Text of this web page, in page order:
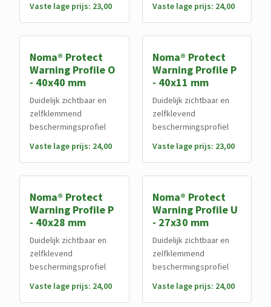
Vaste lage prijs: 23,00
Vaste lage prijs: 24,00
Noma® Protect
Warning Profile O
- 40x40 mm
Duidelijk zichtbaar en
zelfklemmend
beschermingsprofiel
Vaste lage prijs: 24,00
Noma® Protect
Warning Profile P
- 40x11 mm
Duidelijk zichtbaar en
zelfklevend
beschermingsprofiel
Vaste lage prijs: 23,00
Noma® Protect
Warning Profile P
- 40x28 mm
Duidelijk zichtbaar en
zelfklevend
beschermingsprofiel
Vaste lage prijs: 24,00
Noma® Protect
Warning Profile U
- 27x30 mm
Duidelijk zichtbaar en
zelfklemmend
beschermingsprofiel
Vaste lage prijs: 24,00